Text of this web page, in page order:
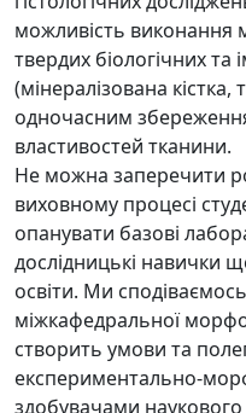
можливість виконання
твердих біологічних та
(мінералізована
одночасним
властивостей тканини.
Не можна заперечити
виховному процесі
опанувати базові
дослідницькі навички
освіти. Ми
міжкафедральної
створить умови та
експериментально-
здобувачами наукового